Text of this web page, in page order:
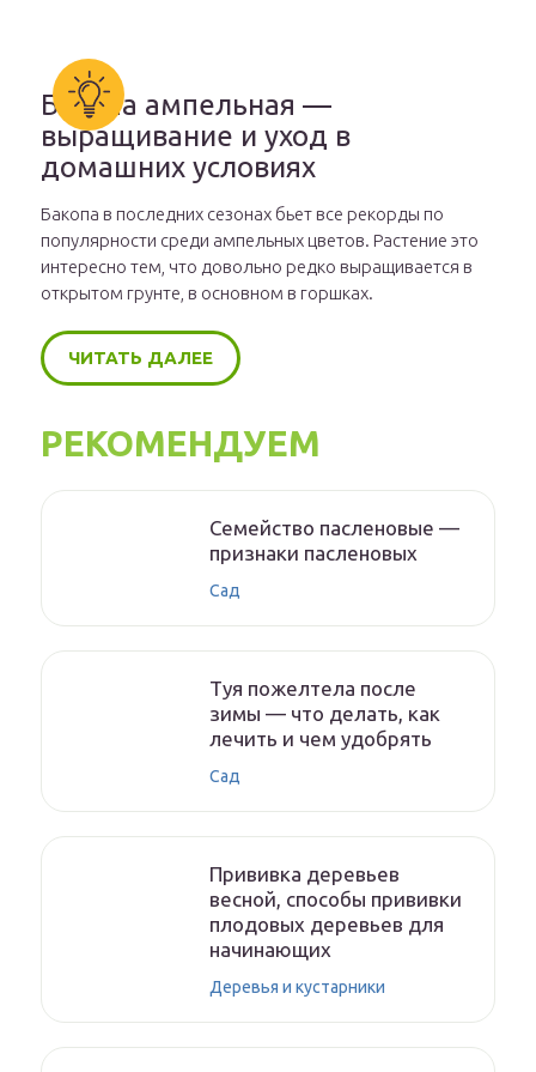
Бакопа ампельная —
выращивание и уход в
домашних условиях
Бакопа в последних сезонах бьет все рекорды по
популярности среди ампельных цветов. Растение это
интересно тем, что довольно редко выращивается в
открытом грунте, в основном в горшках.
ЧИТАТЬ ДАЛЕЕ
РЕКОМЕНДУЕМ
Семейство пасленовые —
признаки пасленовых
Сад
Туя пожелтела после
зимы — что делать, как
лечить и чем удобрять
Сад
Прививка деревьев
весной, способы прививки
плодовых деревьев для
начинающих
Деревья и кустарники